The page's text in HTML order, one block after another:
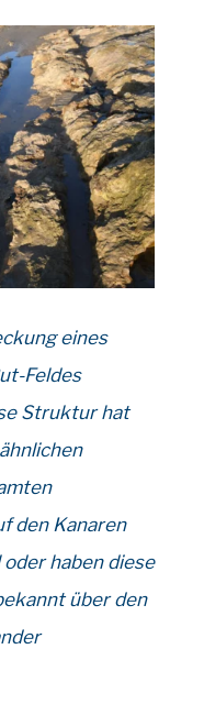
eines
Feldes
Struktur hat
den Kanaren
haben diese
über den